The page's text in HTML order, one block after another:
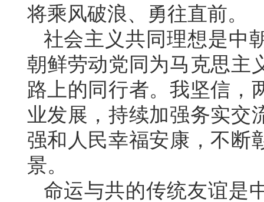
将乘风破浪、勇往直前。
社会主义共同理想是中
朝鲜劳动党同为马克思主
路上的同行者。我坚信，
业发展，持续加强务实交
强和人民幸福安康，不断
景。
命运与共的传统友谊是